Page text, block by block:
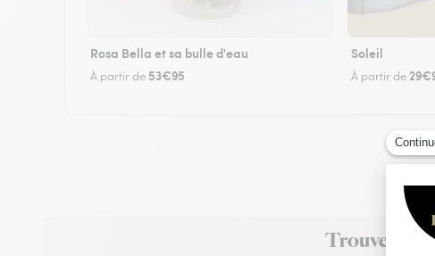
Rosa Bella et sa bulle d'eau
À partir de 53€95
Soleil
À partir de
Trouvez un